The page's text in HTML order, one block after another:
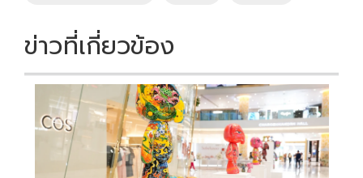
ข่าวที่เกี่ยวข้อง